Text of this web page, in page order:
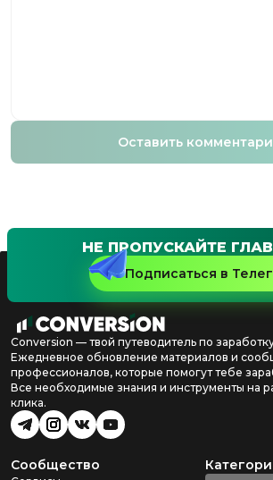
Оставить
НЕ ПРОПУСКАЙТЕ
Подписаться в
Conversion — твой путеводитель по
Ежедневное обновление материалов и
профессионалов, которые помогут тебе
Все необходимые знания и инструменты на
клика.
Сообщество